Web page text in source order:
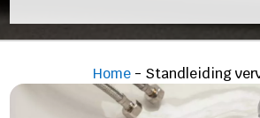
Home - Standleiding